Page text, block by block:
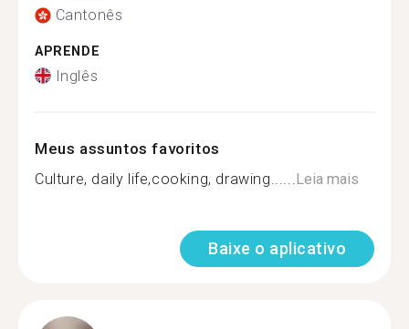
Cantonês
APRENDE
Inglês
Meus assuntos favoritos
Culture, daily life,cooking, drawing...... Leia mais
Baixe o aplicativo